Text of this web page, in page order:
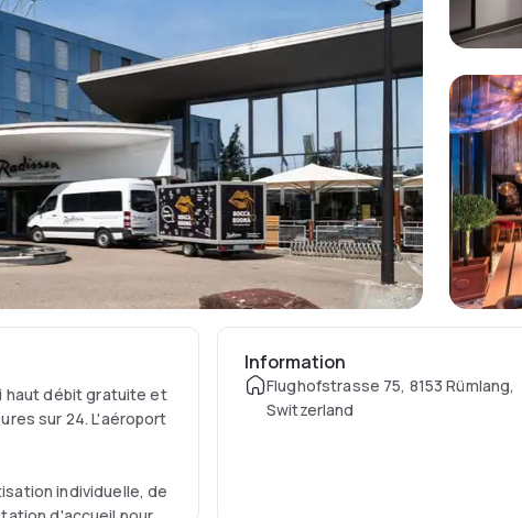
haut débit gratuite et
sur 24. L'aéroport
individuelle, de
Information
Flughofstrasse 75, 8153 Rümlang,
Switzerland